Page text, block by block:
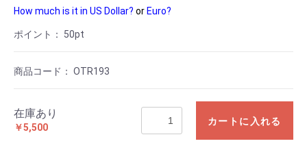
How much is it in US Dollar? or Euro?
ポイント： 50pt
商品コード： OTR193
在庫あり
￥5,500
カートに入れる